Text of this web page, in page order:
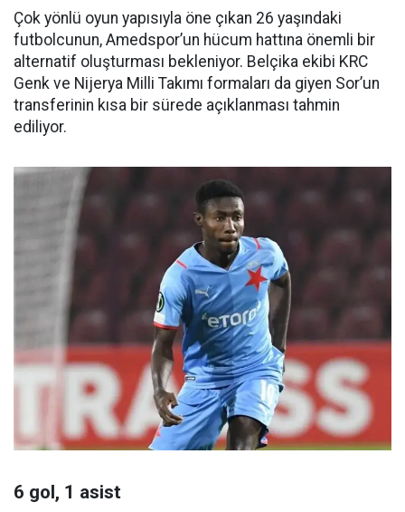
Çok yönlü oyun yapısıyla öne çıkan 26 yaşındaki
futbolcunun, Amedspor’un hücum hattına önemli bir
alternatif oluşturması bekleniyor. Belçika ekibi KRC
Genk ve Nijerya Milli Takımı formaları da giyen Sor’un
transferinin kısa bir sürede açıklanması tahmin
ediliyor.
6 gol, 1 asist